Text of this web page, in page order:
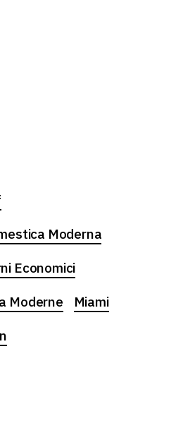
Moderna
Economici
Moderne
Miami